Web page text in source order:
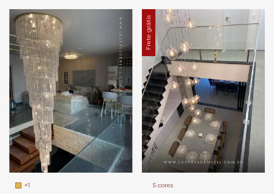
+1
Frete grátis
5 cores